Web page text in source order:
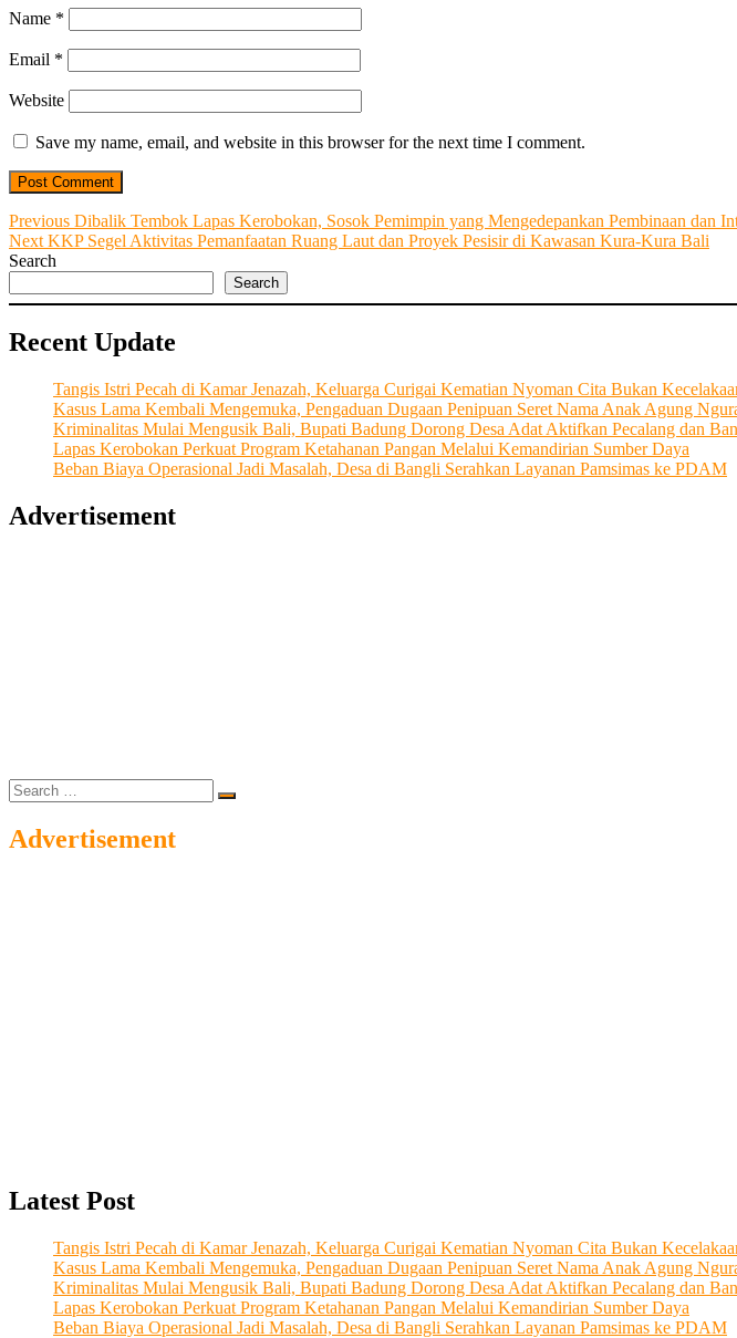
Name *
Email *
Website
Save my name, email, and website in this browser for the next time I comment.
Post
navigation
Previous Previous
post:
Dibalik Tembok Lapas Kerobokan, Sosok Pemimpin yang Mengedepankan Pembinaan dan
Next Next
post:
KKP Segel Aktivitas Pemanfaatan Ruang Laut dan Proyek Pesisir di Kawasan Kura-Kura Bali
Search
Search
Recent Update
Tangis Istri Pecah di Kamar Jenazah, Keluarga Curigai Kematian Nyoman Cita Bukan
Kasus Lama Kembali Mengemuka, Pengaduan Dugaan Penipuan Seret Nama Anak Agung
Kriminalitas Mulai Mengusik Bali, Bupati Badung Dorong Desa Adat Aktifkan Pecalang dan
Lapas Kerobokan Perkuat Program Ketahanan Pangan Melalui Kemandirian Sumber Daya
Beban Biaya Operasional Jadi Masalah, Desa di Bangli Serahkan Layanan Pamsimas ke PDAM
Advertisement
Search
…
Advertisement
Latest Post
Tangis Istri Pecah di Kamar Jenazah, Keluarga Curigai Kematian Nyoman Cita Bukan
Kasus Lama Kembali Mengemuka, Pengaduan Dugaan Penipuan Seret Nama Anak Agung
Kriminalitas Mulai Mengusik Bali, Bupati Badung Dorong Desa Adat Aktifkan Pecalang dan
Lapas Kerobokan Perkuat Program Ketahanan Pangan Melalui Kemandirian Sumber Daya
Beban Biaya Operasional Jadi Masalah, Desa di Bangli Serahkan Layanan Pamsimas ke PDAM